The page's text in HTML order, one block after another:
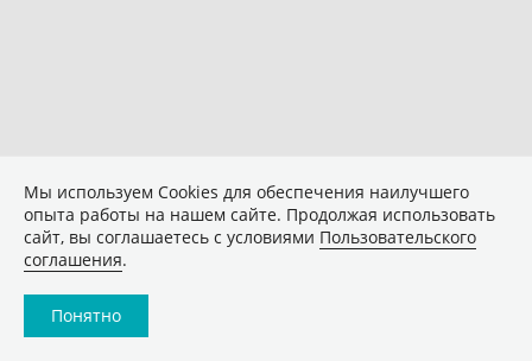
Мы используем Сookies для обеспечения наилучшего
опыта работы на нашем сайте. Продолжая использовать
сайт, вы соглашаетесь с условиями Пользовательского
соглашения.
Понятно